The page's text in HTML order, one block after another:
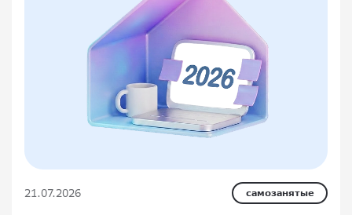
21.07.2026 самозанятые